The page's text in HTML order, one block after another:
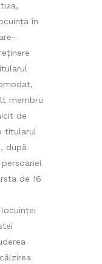
în
membru
de
titularul
după
de 16